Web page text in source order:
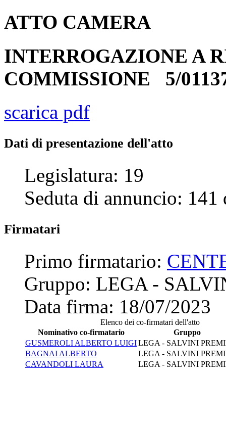
ATTO CAMERA
INTERROGAZIONE A
COMMISSIONE 5/
scarica pdf
Dati di presentazione dell'atto
Legislatura: 19
Seduta di annuncio: 141
Firmatari
Primo firmatario:
Gruppo: LEGA -
Data firma: 18/07/2023
Elenco dei co-firmatari dell'atto
Nominativo co-firmatario
Gruppo
GUSMEROLI ALBERTO LUIGILEGA - SALVINI
BAGNAI ALBERTO
LEGA - SALVINI
CAVANDOLI LAURA
LEGA - SALVINI